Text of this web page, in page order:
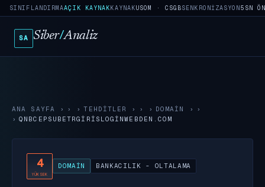
SINIFLANDIRMAAÇIK KAYNAKKAYNAKUSOM · CSGBSENKRONIZASYON5SN
SA Siber/Analiz
ANA SAYFA › TEHDITLER › DOMAIN
›
QNBCEPSUBETRGIRISLOGINWEBDEN.COM
4
YÜKSEK
DOMAIN BANKACILIK - OLTALAMA